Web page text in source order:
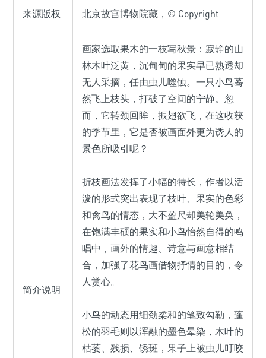
来源版权 北京故宫博物院藏，© Copyright
简介说明
画家选取果木的一枝写秋景：寂静的山
林木叶泛黄，沉甸甸的果实早已熟透却
无人采摘，任由虫儿噬蚀。一只小鸟蓦
然飞上枝头，打破了空间的宁静。忽
而，它转颈回眸，振翅欲飞，在这收获
的季节里，它是否被画面外更为诱人的
景色所吸引呢？
折枝画法发挥了小幅的特长，作者以活
泼的形式突出表现了枝叶、果实的色彩
和禽鸟的情态，大不盈尺却美轮美奂，
在饱满丰硕的果实和小鸟怡然自得的鸣
唱中，画外的情趣、诗意与画意相结
合，加强了花鸟画借物抒情的目的，令
人赏心。
小鸟的动态用细劲柔和的笔致勾勒，蓬
松的羽毛则以浑融的墨色晕染，木叶的
枯萎、残损、锈斑，果子上被虫儿叮咬